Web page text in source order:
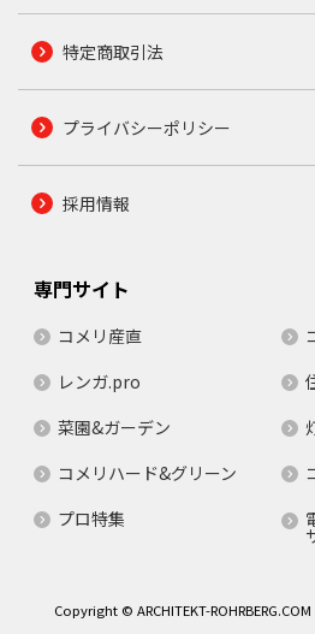
特定商取引法
プライバシーポリシー
採用情報
専門サイト
コメリ産直
レンガ.pro
菜園&ガーデン
コメリハード&グリーン
プロ特集
Copyright © ARCHITEKT-